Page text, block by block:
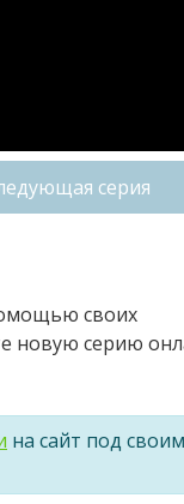
серия
своих
новую серию
на сайт под своим